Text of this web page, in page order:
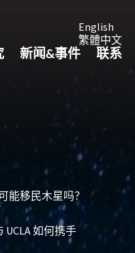
English
繁體中文
新闻&事件 联系
能移民木星吗？
如何携手